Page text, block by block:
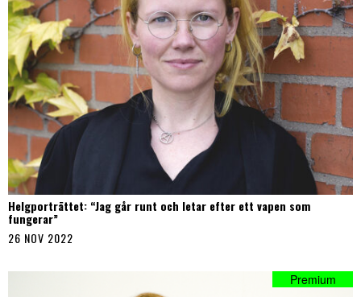
Helgporträttet: “Jag går runt och letar efter ett vapen som
fungerar”
26 NOV 2022